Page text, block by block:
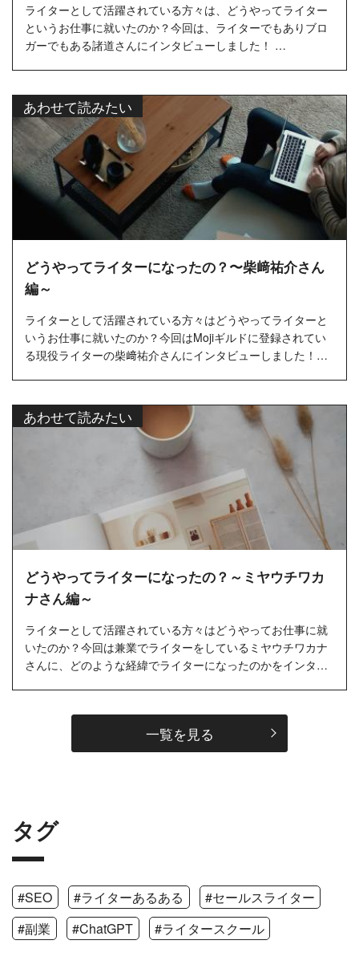
ライターとして活躍されている方々は、どうやってライター
というお仕事に就いたのか？今回は、ライターでもありブロ
ガーでもある諸道さんにインタビューしました！ …
あわせて読みたい
どうやってライターになったの？〜柴﨑祐介さん
編～
ライターとして活躍されている方々はどうやってライターと
いうお仕事に就いたのか？今回はMojiギルドに登録されてい
る現役ライターの柴﨑祐介さんにインタビューしました！…
あわせて読みたい
どうやってライターになったの？～ミヤウチワカ
ナさん編～
ライターとして活躍されている方々はどうやってお仕事に就
いたのか？今回は兼業でライターをしているミヤウチワカナ
さんに、どのような経緯でライターになったのかをインタビ
一覧を見る
タグ
#SEO #ライターあるある
#セールスライター
#副業
#ChatGPT #ライタースクール